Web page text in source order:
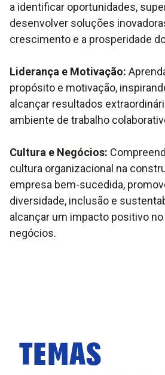
a identificar oportunidades,
desenvolver soluções
crescimento e a prosperidade
Liderança e Motivação:
propósito e motivação,
alcançar resultados
ambiente de trabalho
Cultura e Negócios:
cultura organizacional na
empresa bem-sucedida,
diversidade, inclusão e
alcançar um impacto positivo
negócios.
TEMAS